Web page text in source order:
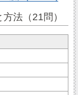
法（21問）